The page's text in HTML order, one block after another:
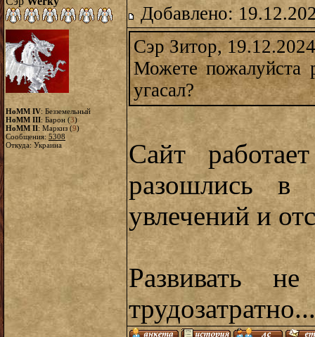
HoMM IV: Безземельный
HoMM III: Барон (3)
HoMM II: Маркиз (9)
Сообщения: 5308
Откуда: Украина
Добавлено:
Сэр Зитор,
Можете пожалуйста
угасал?
Сайт
разошлись в
увлечений и
Развивать
трудозатратно...